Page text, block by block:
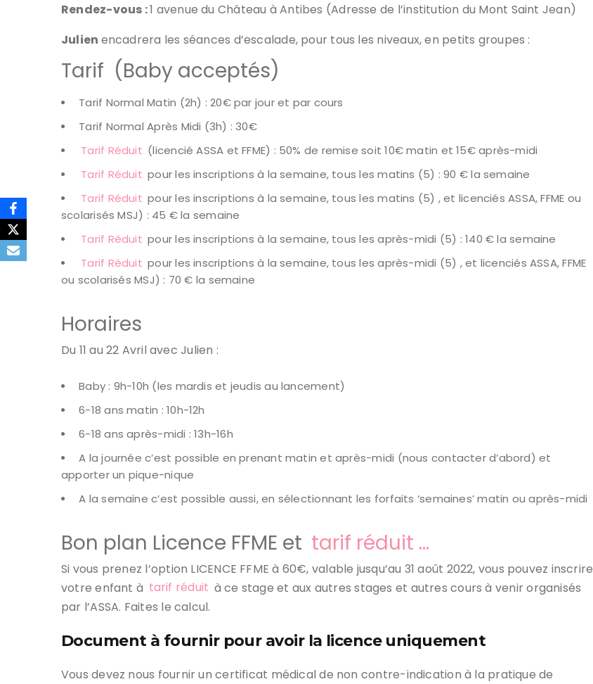
Rendez-vous :1 avenue du Château à Antibes (Adresse de l’institution du Mont Saint Jean)
Julien encadrera les séances d’escalade, pour tous les niveaux, en petits groupes :
Tarif (Baby acceptés)
Tarif Normal Matin (2h) : 20€ par jour et par cours
Tarif Normal Après Midi (3h) : 30€
Tarif Réduit (licencié ASSA et FFME) : 50% de remise soit 10€ matin et 15€ après-midi
Tarif Réduit pour les inscriptions à la semaine, tous les matins (5) : 90 € la semaine
Tarif Réduit pour les inscriptions à la semaine, tous les matins (5) , et licenciés ASSA, FFME ou
scolarisés MSJ) : 45 € la semaine
Tarif Réduit pour les inscriptions à la semaine, tous les après-midi (5) : 140 € la semaine
Tarif Réduit pour les inscriptions à la semaine, tous les après-midi (5) , et licenciés ASSA, FFME
ou scolarisés MSJ) : 70 € la semaine
Horaires
Du 11 au 22 Avril avec Julien :
Baby : 9h-10h (les mardis et jeudis au lancement)
6-18 ans matin : 10h-12h
6-18 ans après-midi : 13h-16h
A la journée c’est possible en prenant matin et après-midi (nous contacter d’abord) et
apporter un pique-nique
A la semaine c’est possible aussi, en sélectionnant les forfaits ‘semaines’ matin ou après-midi
Bon plan Licence FFME et tarif réduit …
Si vous prenez l’option LICENCE FFME à 60€, valable jusqu’au 31 août 2022, vous pouvez inscrire
votre enfant à tarif réduit à ce stage et aux autres stages et autres cours à venir organisés
par l’ASSA. Faites le calcul.
Document à fournir pour avoir la licence uniquement
Vous devez nous fournir un certificat médical de non contre-indication à la pratique de